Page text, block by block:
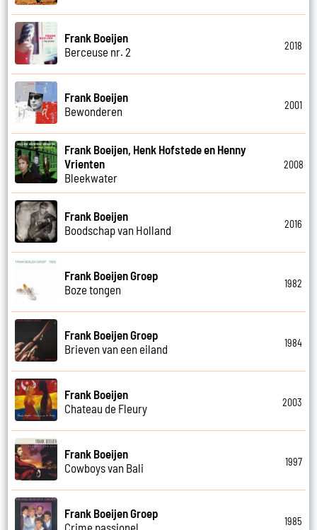
Frank Boeijen
Berceuse nr. 2
2018
Frank Boeijen
Bewonderen
2001
Frank Boeijen, Henk Hofstede en Henny
Vrienten
Bleekwater
2008
Frank Boeijen
Boodschap van Holland
2016
Frank Boeijen Groep
Boze tongen
1982
Frank Boeijen Groep
Brieven van een eiland
1984
Frank Boeijen
Chateau de Fleury
2003
Frank Boeijen
Cowboys van Bali
1997
Frank Boeijen Groep
Crime passionel
1985